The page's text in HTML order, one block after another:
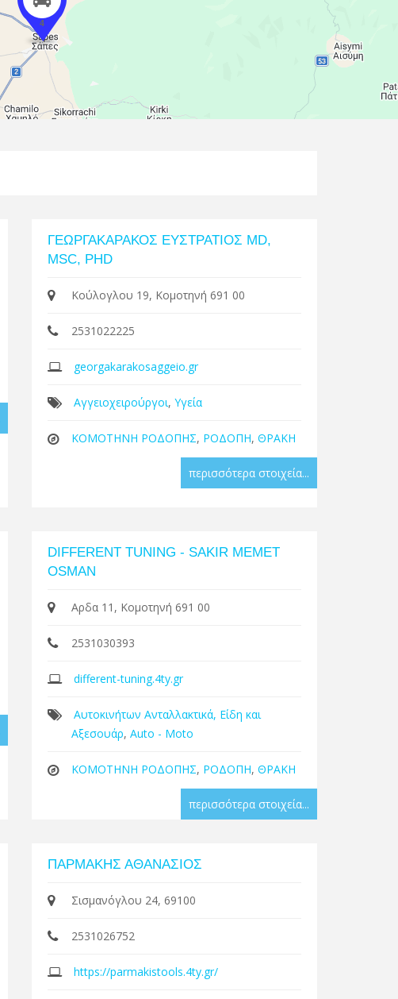
4
Leaflet
ΓΕΩΡΓΑΚΑΡΑΚΟΣ ΕΥΣΤΡΑΤΙΟΣ MD,
MSC, PHD
Κούλογλου 19, Κομοτηνή 691 00
2531022225
georgakarakosaggeio.gr
Αγγειοχειρούργοι, Υγεία
ΚΟΜΟΤΗΝΗ ΡΟΔΟΠΗΣ, ΡΟΔΟΠΗ, ΘΡΑΚΗ
περισσότερα στοιχεία...
DIFFERENT TUNING - SAKIR MEMET
OSMAN
Aρδα 11, Κομοτηνή 691 00
2531030393
different-tuning.4ty.gr
Αυτοκινήτων Ανταλλακτικά, Είδη και
Αξεσουάρ, Auto - Moto
ΚΟΜΟΤΗΝΗ ΡΟΔΟΠΗΣ, ΡΟΔΟΠΗ, ΘΡΑΚΗ
περισσότερα στοιχεία...
ΠΑΡΜΑΚΗΣ ΑΘΑΝΑΣΙΟΣ
Σισμανόγλου 24, 69100
2531026752
https://parmakistools.4ty.gr/